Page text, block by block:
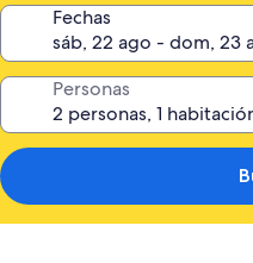
Fechas
Personas